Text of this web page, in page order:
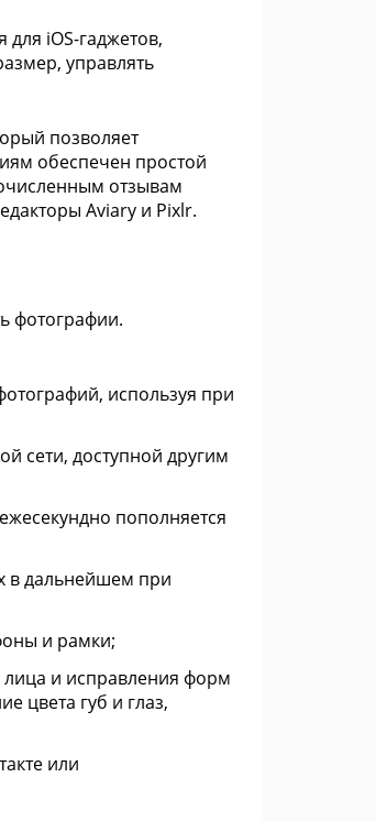
iOS-гаджетов,
управлять
позволяет
обеспечен простой
отзывам
Aviary и Pixlr.
фотографии.
используя при
сети, доступной другим
пополняется
в дальнейшем при
и рамки;
лица и исправления форм
цвета губ и глаз,
или